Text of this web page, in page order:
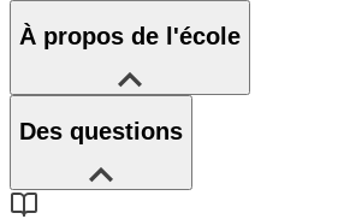
À propos de l'école
Des questions